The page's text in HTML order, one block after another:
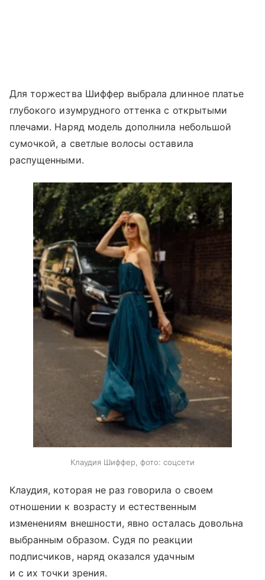
Для торжества Шиффер выбрала длинное платье
глубокого изумрудного оттенка с открытыми
плечами. Наряд модель дополнила небольшой
сумочкой, а светлые волосы оставила
распущенными.
Клаудия Шиффер, фото: соцсети
Клаудия, которая не раз говорила о своем
отношении к возрасту и естественным
изменениям внешности, явно осталась довольна
выбранным образом. Судя по реакции
подписчиков, наряд оказался удачным
и с их точки зрения.